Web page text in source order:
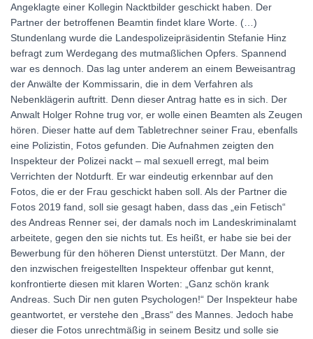
Angeklagte einer Kollegin Nacktbilder geschickt haben. Der
Partner der betroffenen Beamtin findet klare Worte. (…)
Stundenlang wurde die Landespolizeipräsidentin Stefanie Hinz
befragt zum Werdegang des mutmaßlichen Opfers. Spannend
war es dennoch. Das lag unter anderem an einem Beweisantrag
der Anwälte der Kommissarin, die in dem Verfahren als
Nebenklägerin auftritt. Denn dieser Antrag hatte es in sich. Der
Anwalt Holger Rohne trug vor, er wolle einen Beamten als Zeugen
hören. Dieser hatte auf dem Tabletrechner seiner Frau, ebenfalls
eine Polizistin, Fotos gefunden. Die Aufnahmen zeigten den
Inspekteur der Polizei nackt – mal sexuell erregt, mal beim
Verrichten der Notdurft. Er war eindeutig erkennbar auf den
Fotos, die er der Frau geschickt haben soll. Als der Partner die
Fotos 2019 fand, soll sie gesagt haben, dass das „ein Fetisch“
des Andreas Renner sei, der damals noch im Landeskriminalamt
arbeitete, gegen den sie nichts tut. Es heißt, er habe sie bei der
Bewerbung für den höheren Dienst unterstützt. Der Mann, der
den inzwischen freigestellten Inspekteur offenbar gut kennt,
konfrontierte diesen mit klaren Worten: „Ganz schön krank
Andreas. Such Dir nen guten Psychologen!“ Der Inspekteur habe
geantwortet, er verstehe den „Brass“ des Mannes. Jedoch habe
dieser die Fotos unrechtmäßig in seinem Besitz und solle sie